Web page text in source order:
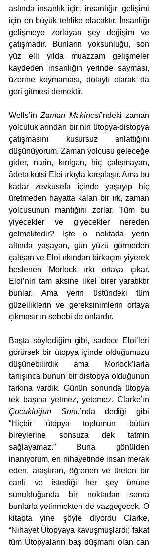
aslında insanlık için, insanlığın gelişimi
için en büyük tehlike olacaktır. İnsanlığı
gelişmeye zorlayan şey değişim ve
çatışmadır. Bunların yoksunluğu, son
yüz elli yılda muazzam gelişmeler
kaydeden insanlığın yerinde sayması,
üzerine koymaması, dolaylı olarak da
geri gitmesi demektir.
Wells’in Zaman Makinesi’ndeki zaman
yolculuklarından birinin ütopya-distopya
çatışmasını kusursuz anlattığını
düşünüyorum. Zaman yolcusu geleceğe
gider, narin, kırılgan, hiç çalışmayan,
âdeta kutsi Eloi ırkıyla karşılaşır. Ama bu
kadar zevkusefa içinde yaşayıp hiç
üretmeden hayatta kalan bir ırk, zaman
yolcusunun mantığını zorlar. Tüm bu
yiyecekler ve giyecekler nereden
gelmektedir? İşte o noktada yerin
altında yaşayan, gün yüzü görmeden
çalışan ve Eloi ırkından birkaçını yiyerek
beslenen Morlock ırkı ortaya çıkar.
Eloi’nin tam aksine ilkel birer yaratıktır
bunlar. Ama yerin üstündeki tüm
güzelliklerin ve gereksinimlerin ortaya
çıkmasının sebebi de onlardır.
Başta söylediğim gibi, sadece Eloi’leri
görürsek bir ütopya içinde olduğumuzu
düşünebilirdik ama Morlock’larla
tanışınca bunun bir distopya olduğunun
farkına vardık. Günün sonunda ütopya
Çocukluğun Sonu’nda dediği gibi
“Hiçbir ütopya toplumun bütün
bireylerine sonsuza dek tatmin
sağlayamaz.” Buna gönülden
inanıyorum, en nihayetinde insan merak
eden, araştıran, öğrenen ve üreten bir
canlı ve istediği her şey önüne
sunulduğunda bir noktadan sonra
bunlarla yetinmekten de vazgeçecek. O
kitapta yine şöyle diyordu Clarke,
“Nihayet Ütopyaya kavuşmuşlardı; fakat
tüm Ütopyaların baş düşmanı olan can